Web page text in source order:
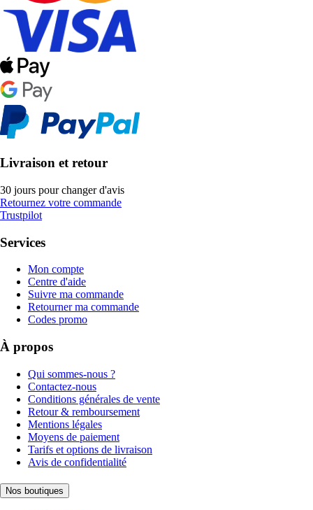
Livraison et retour
30 jours pour changer d'avis
Retournez votre commande
Trustpilot
Services
Mon compte
Centre d'aide
Suivre ma commande
Retourner ma commande
Codes promo
À propos
Qui sommes-nous ?
Contactez-nous
Conditions générales de vente
Retour & remboursement
Mentions légales
Moyens de paiement
Tarifs et options de livraison
Avis de confidentialité
Nos boutiques